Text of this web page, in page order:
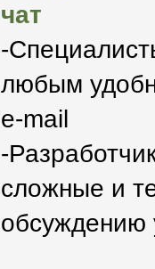
чат
-
любым
e-mail
-
сложные и
обсуждению